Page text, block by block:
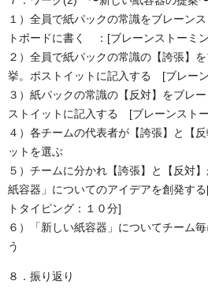
１）全員で紙パックの常識をブレーン
トボードに書く ：[ブレーンストーミ
２）全員で紙パックの常識の【誇張】
挙。ポストイットに記入する [ブレー
３）紙パックの常識の【反対】をブレ
ストイットに記入する [ブレーンスト
４）各チームの代表者が【誇張】と【
ットを選ぶ
５）チームに分かれ【誇張】と【反対
紙容器」についてのアイデアを創発す
トタイピング：１０分]
６）「新しい紙容器」についてチーム
う
８．振り返り